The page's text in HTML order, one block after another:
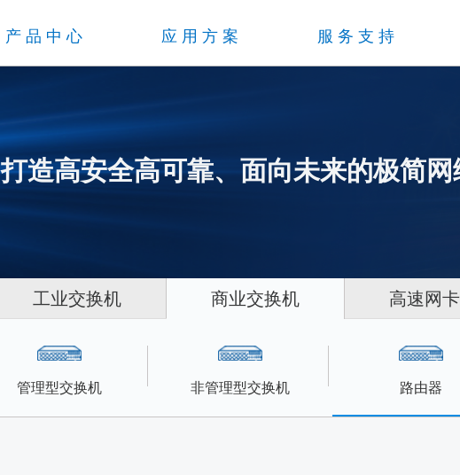
产品中心 应用方案 服务支持
打造高安全高可靠、面向未来的极简网
工业交换机 商业交换机 高速网卡
管理型交换机 非管理型交换机 路由器